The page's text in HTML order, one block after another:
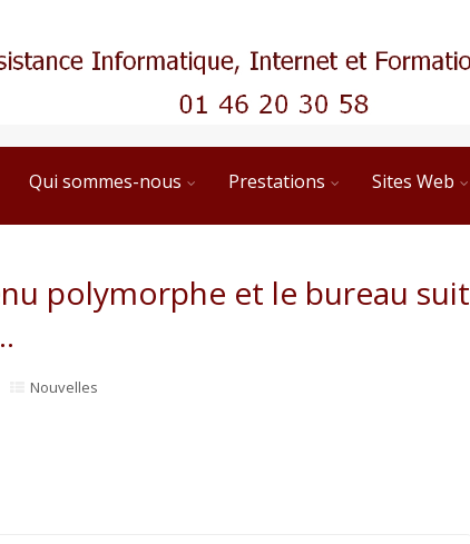
Qui sommes-nous Prestations Sites Web
polymorphe et le bureau suit
Nouvelles